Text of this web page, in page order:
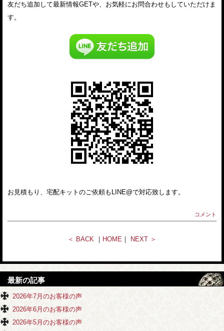
友だち追加して最新情報GETや、お気軽にお問合わせもしていただけま
す。
お見積もり、宅配キットのご依頼もLINE@で対応致します。
コメント
＜ BACK ｜ HOME ｜ NEXT ＞
最新の記事
2026年7月のお客様の声
2026年6月のお客様の声
2026年5月のお客様の声